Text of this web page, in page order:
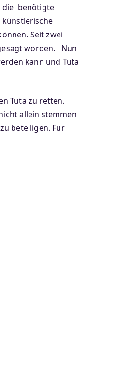
die benötigte
künstlerische
Seit zwei
worden. Nun
kann und Tuta
Tuta zu retten.
allein stemmen
beteiligen. Für